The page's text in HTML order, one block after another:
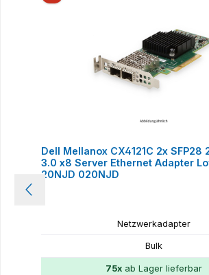
Dell Mellanox CX4121C 2x SFP28
3.0 x8 Server Ethernet Adapter
20NJD 020NJD
Netzwerkadapter
Bulk
75xab Lager lieferbar